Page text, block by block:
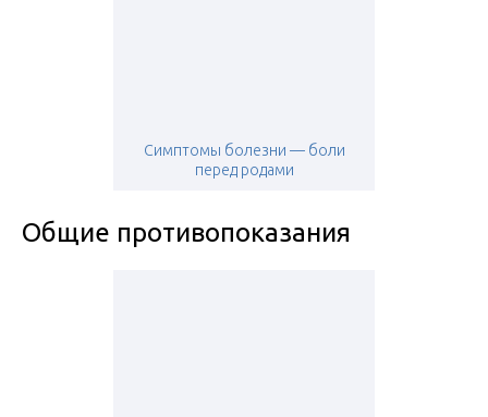
Симптомы болезни — боли
перед родами
Общие противопоказания